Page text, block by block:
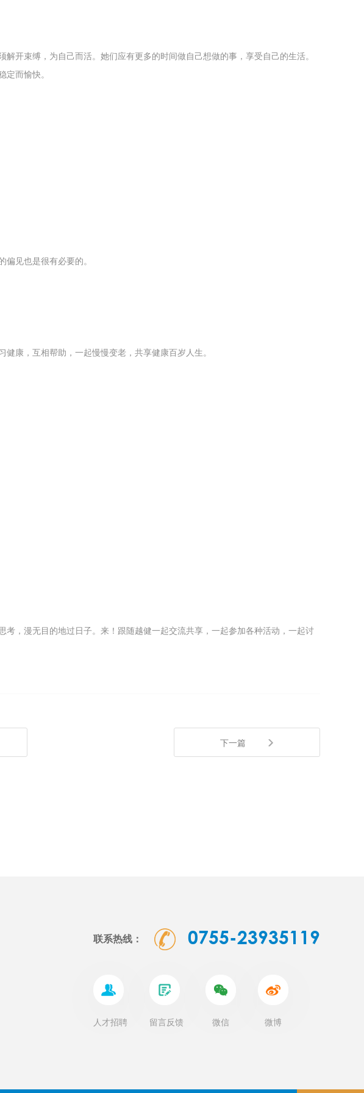
开束缚，为自己而活。她们应有更多的时间做自己想做的事，享受自己的生活。
而愉快。
见也是很有必要的。
康，互相帮助，一起慢慢变老，共享健康百岁人生。
，漫无目的地过日子。来！跟随越健一起交流共享，一起参加各种活动，一起讨
下一篇
联系热线： 0755-23935119
人才招聘 留言反馈 微信 微博